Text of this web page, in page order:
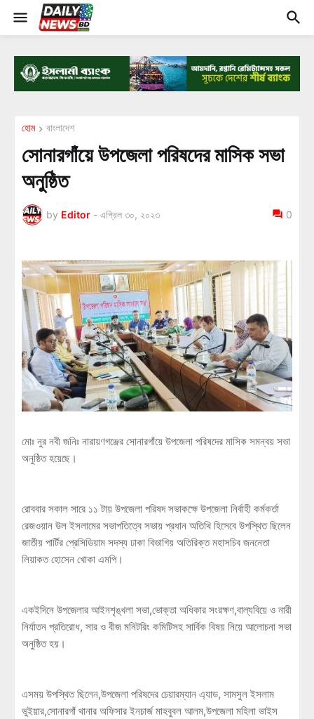
হোম বাংলাদেশ
সোনারগাঁয়ে উপজেলা পরিষদের মাসিক সভা
অনুষ্ঠিত
by Editor - এপ্রিল ৩০, ২০২৩ 0
মোঃ নুর নবী জনিঃ নারায়ণগঞ্জের সোনারগাঁয়ে উপজেলা পরিষদের মাসিক সমন্বয় সভা
অনুষ্ঠিত হয়েছে।
রোববার সকাল সারে ১১ টায় উপজেলা পরিষদ সভাকক্ষে উপজেলা নির্বাহী কর্মকর্তা
রেজওয়ান উল ইসলামের সভাপতিত্বে সভায় প্রধান অতিথি হিসেবে উপস্থিত ছিলেন
জাতীয় পার্টির প্রেসিডিয়াম সদস্য ঢাকা বিভাগিয় অতিরিক্ত মহাসচিব জননেতা
লিয়াকত হোসেন খোকা এমপি।
একইদিনে উপজেলার আইনশৃঙ্খলা সভা,ভোক্তা অধিকার সংরক্ষণ,বাল্যবিয়ে ও নারী
নির্যাতন প্রতিরোধ, সার ও বীজ মনিটরিং কমিটিসহ সার্বিক বিষয় নিয়ে আলোচনা সভা
অনুষ্ঠিত হয়।
এসময় উপস্থিত ছিলেন,উপজেলা পরিষদের চেয়ারম্যান এ্যাড, সামসুল ইসলাম
ভুইয়ার,সোনারগাঁ থানার অফিসার ইনচার্জ মাহবুবল আলম,উপজেলা মহিলা ভাইস